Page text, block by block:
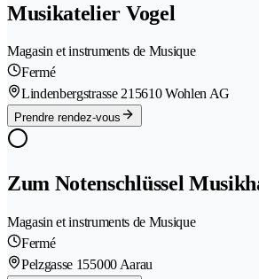
Musikatelier Vogel
Magasin et instruments de Musique
Fermé
Lindenbergstrasse 215610 Wohlen AG
Prendre rendez-vous
Zum Notenschlüssel
Magasin et instruments de Musique
Fermé
Pelzgasse 155000 Aarau